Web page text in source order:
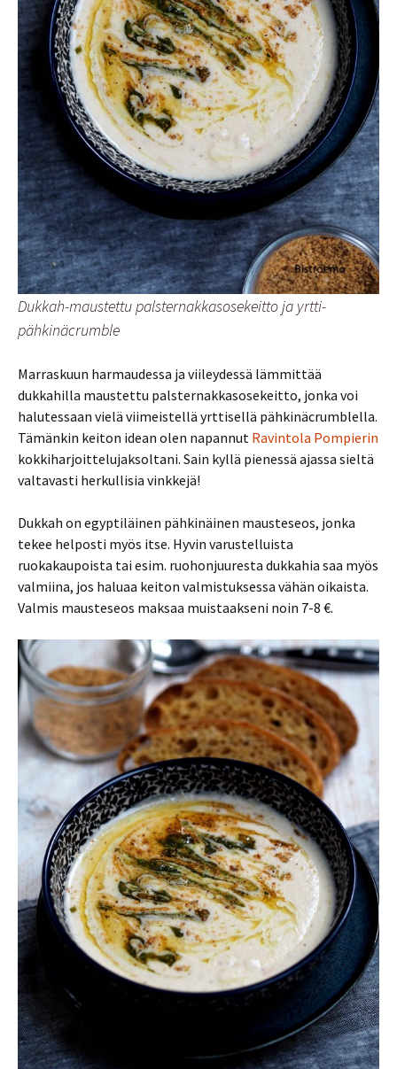
Dukkah-maustettu palsternakkasosekeitto ja yrtti-
pähkinäcrumble
Marraskuun harmaudessa ja viileydessä lämmittää
dukkahilla maustettu palsternakkasosekeitto, jonka voi
halutessaan vielä viimeistellä yrttisellä pähkinäcrumblella.
Tämänkin keiton idean olen napannut Ravintola Pompierin
kokkiharjoittelujaksoltani. Sain kyllä pienessä ajassa sieltä
valtavasti herkullisia vinkkejä!
Dukkah on egyptiläinen pähkinäinen mausteseos, jonka
tekee helposti myös itse. Hyvin varustelluista
ruokakaupoista tai esim. ruohonjuuresta dukkahia saa myös
valmiina, jos haluaa keiton valmistuksessa vähän oikaista.
Valmis mausteseos maksaa muistaakseni noin 7-8 €.